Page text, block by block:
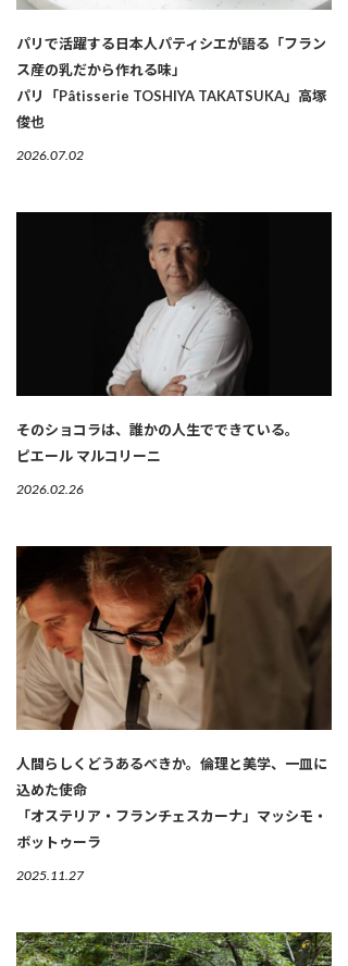
パリで活躍する日本人パティシエが語る「フラン
ス産の乳だから作れる味」
パリ「Pâtisserie TOSHIYA TAKATSUKA」高塚
俊也
2026.07.02
そのショコラは、誰かの人生でできている。
ピエール マルコリーニ
2026.02.26
人間らしくどうあるべきか。倫理と美学、一皿に
込めた使命
「オステリア・フランチェスカーナ」マッシモ・
ボットゥーラ
2025.11.27